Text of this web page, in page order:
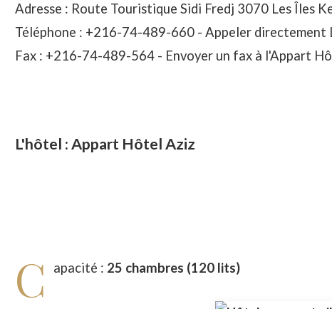
Adresse : Route Touristique Sidi Fredj 3070 Les Îles
Téléphone : +216-74-489-660 - Appeler directement
Fax : +216-74-489-564 - Envoyer un fax à l'Appart
L'hôtel : Appart Hôtel Aziz
C apacité : 25 chambres (120 lits)